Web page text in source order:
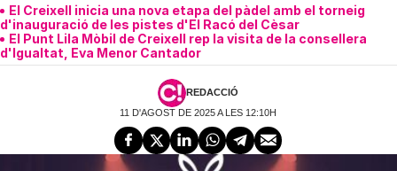
El Creixell inicia una nova etapa del pàdel amb el torneig
d'inauguració de les pistes d'El Racó del Cèsar
El Punt Lila Mòbil de Creixell rep la visita de la consellera
d'Igualtat, Eva Menor Cantador
REDACCIÓ
11 D'AGOST DE 2025 A LES 12:10H